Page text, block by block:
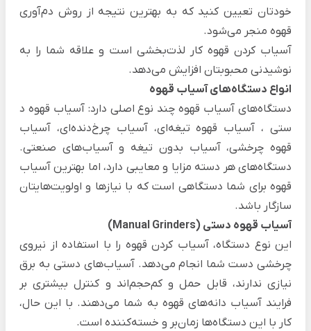
خودتان تعیین کنید که به بهترین نتیجه از روش دم‌آوری
قهوه منجر می‌شود.
آسیاب کردن قهوه کار لذت‌بخشی است و علاقه شما را به
نوشیدنی محبوبتان افزایش می‌دهد.
انواع دستگاه‌های آسیاب قهوه
دستگاه‌های آسیاب قهوه چند نوع اصلی دارد:آسیاب قهوه‌ د
ستی ، آسیاب قهوه‌ تیغه‌ای، آسیاب‌ چرخ‌دنده‌ای، آسیاب
قهوه چرخشی، آسیاب بدون تیغه و آسیاب‌های صنعتی.
دستگاه‌های هر دسته مزایا و معایبی دارد، اما بهترین آسیاب
قهوه برای شما دستگاهی است که با نیازها و اولویت‌هایتان
سازگار باشد.
آسیاب قهوه‌ دستی (Manual Grinders)
این نوع دستگاه، آسیاب کردن قهوه را با استفاده از نیروی
چرخشی دست شما انجام می‌دهد. آسیاب‌های دستی به برق
نیازی ندارند، قابل حمل و کم‌حجم‌اند و کنترل بیشتری بر
فرایند آسیاب دانه‌های قهوه به شما می‌دهند. با این حال،
کار با این دستگاه‌ها زمان‌بر و خسته‌کننده است.